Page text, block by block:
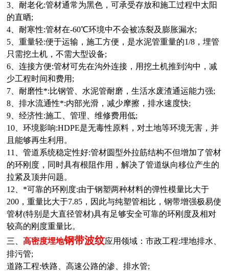
3、耐老化:管材通常为黑色，可承受存放和施工过程中太阳
的直晒;
4、耐寒性:管材在-60℃环境中不会被冻裂及膨胀漏水;
5、重量轻:便于运输，施工方便，是水泥管重量的1/8，埋管
只需挖土机，不需大型设备;
6、连接方便:管材可先在沟外连接，用挖土机推到沟中，减
少工程时间和费用;
7、耐磨性*:比钢管、水泥管耐磨，生活水废渣通运能力强;
8、排水流通性*:内部光滑，减少摩擦，排水速度快;
9、经济性:施工、管理、维修费用低;
10、环境影响:HDPE是无毒性原料，对土地等环境无害，并
且能够再生利用。
11、管道系统稳定性好:管材圆型外拉筋结构不但增加了管材
的环刚度，同时具有根阻作用，解决了管道纵向移位产生的
拉紧及顶井问题。
12、*可靠的环刚度:由于钢塑两种材料的弹性模量比大于
200，重量比大于7.85，因此与纯塑管相比，钢带增强极易使
管材(特别是大直径管材)具有足够安全可靠的环刚度及相对
较高的刚度重量比。
三、高密度埋地钢带波纹应用领域：市政工程:埋地排水、
排污管;
道路工程:铁路、高速公路的渗、排水管;